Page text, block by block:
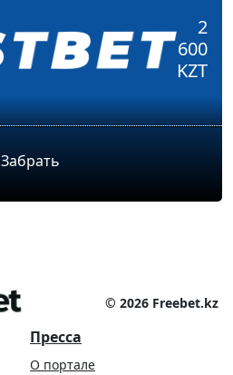
2
600
KZT
Забрать
© 2026 Freebet.kz
Пресса
О портале